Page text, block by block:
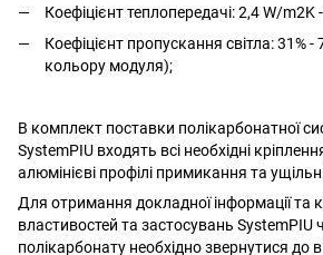
Коефіцієнт теплопередачі: 2,4 W/m2K
Коефіцієнт пропускання світла: 31% -
кольору модуля);
В комплект поставки полікарбонатної
SystemPIU входять всі необхідні
алюмінієві профілі примикання та
Для отримання докладної інформації та
властивостей та застосувань SystemPIU
полікарбонату необхідно звернутися до